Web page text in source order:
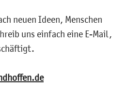
neuen Ideen, Menschen
uns einfach eine E-Mail,